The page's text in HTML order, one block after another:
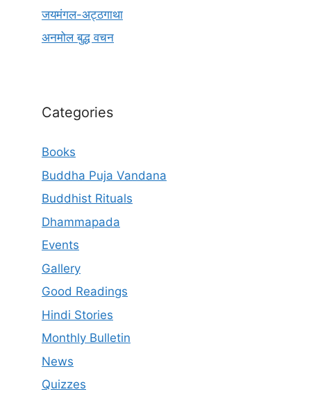
जयमंगल-अट्ठगाथा
अनमोल बुद्ध वचन
Categories
Books
Buddha Puja Vandana
Buddhist Rituals
Dhammapada
Events
Gallery
Good Readings
Hindi Stories
Monthly Bulletin
News
Quizzes